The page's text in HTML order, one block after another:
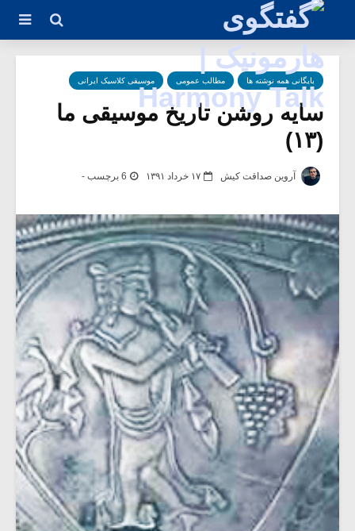
بایگانی همه نوشته ها مطالب عمومی موسیقی کلاسیک ایرانی
سایه روشن تاریخ موسیقی ما
(۱۳)
آروین صداقت کیش ۱۷ خرداد ۱۳۹۱ 6 برچسب -